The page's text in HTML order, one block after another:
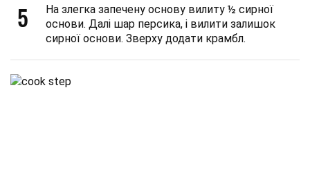
5
На злегка запечену основу вилиту ½ сирної
основи. Далі шар персика, і вилити залишок
сирної основи. Зверху додати крамбл.